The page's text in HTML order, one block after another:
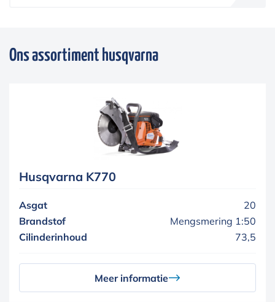
Ons assortiment husqvarna
Husqvarna K770
Asgat
20
Brandstof
Mengsmering 1:50
Cilinderinhoud
73,5
Meer informatie